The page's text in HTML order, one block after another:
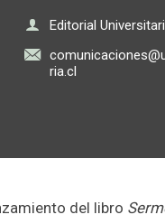
Editorial
ria.cl
del libro